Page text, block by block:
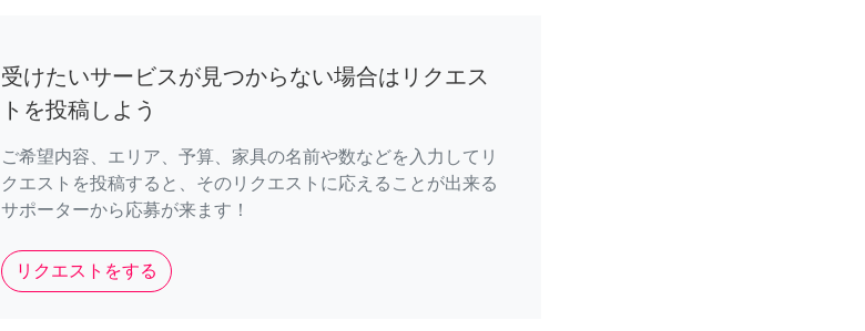
受けたいサービスが見つからない場合はリクエス
トを投稿しよう
ご希望内容、エリア、予算、家具の名前や数などを入力してリ
クエストを投稿すると、そのリクエストに応えることが出来る
サポーターから応募が来ます！
リクエストをする